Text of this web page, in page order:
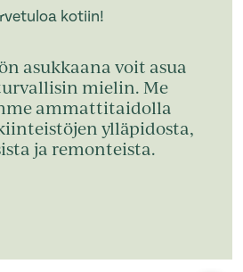
kotiin!
asukkaana voit asua
mielin. Me
ammattitaidolla
ylläpidosta,
ja remonteista.